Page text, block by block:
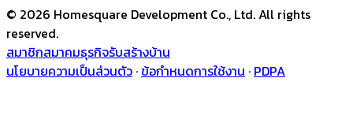
© 2026 Homesquare Development Co., Ltd. All rights
reserved.
สมาชิกสมาคมธุรกิจรับสร้างบ้าน
นโยบายความเป็นส่วนตัว ·ข้อกำหนดการใช้งาน · PDPA